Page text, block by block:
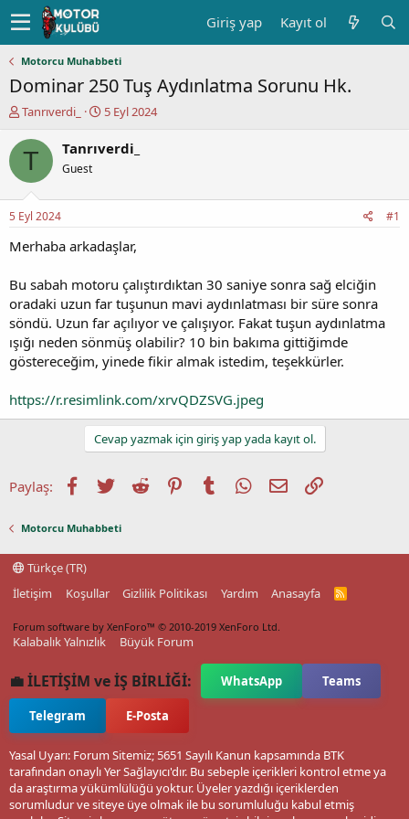
Giriş yap Kayıt ol
Motorcu Muhabbeti
Dominar 250 Tuş Aydınlatma Sorunu Hk.
K
n
y
b
a
ş
t
a
n
Tanrıverdi_
B
ş
ç
r
i
h
i
5 Eyl 2024
T Tanrıverdi_
Guest
5 Eyl 2024 #1
Merhaba arkadaşlar,
Bu sabah motoru çalıştırdıktan 30 saniye sonra sağ elciğin
oradaki uzun far tuşunun mavi aydınlatması bir süre sonra
söndü. Uzun far açılıyor ve çalışıyor. Fakat tuşun aydınlatma
ışığı neden sönmüş olabilir? 10 bin bakıma gittiğimde
göstereceğim, yinede fikir almak istedim, teşekkürler.
https://r.resimlink.com/xrvQDZSVG.jpeg
Cevap yazmak için giriş yap yada kayıt ol.
Paylaş: Facebook
TwitterReddit PinterestTumblrWhatsApp
E-postaLink
Motorcu Muhabbeti
Türkçe (TR)
İletişim
Koşullar Gizlilik Politikası Yardım Anasayfa
R
Forum software by XenForo™ © 2010-2019 XenForo Ltd.
Kalabalık Yalnızlık Büyük Forum
💼 İLETİŞİM ve İŞ BİRLİĞİ: WhatsApp Teams
Telegram E-Posta
Yasal Uyarı: Forum Sitemiz; 5651 Sayılı Kanun kapsamında BTK
tarafından onaylı Yer Sağlayıcı'dır. Bu sebeple içerikleri kontrol etme ya
da araştırma yükümlülüğü yoktur. Üyeler yazdığı içeriklerden
sorumludur ve siteye üye olmak ile bu sorumluluğu kabul etmiş